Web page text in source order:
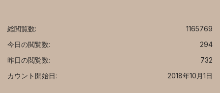
1165769
総閲覧数:
294
今日の閲覧数:
732
昨日の閲覧数:
2018年10月1日
カウント開始日: